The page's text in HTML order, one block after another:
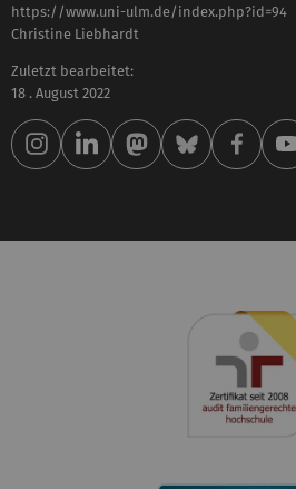
https://www.uni-ulm.de/index.php?id=94
Christine Liebhardt
Zuletzt bearbeitet:
18 . August 2022